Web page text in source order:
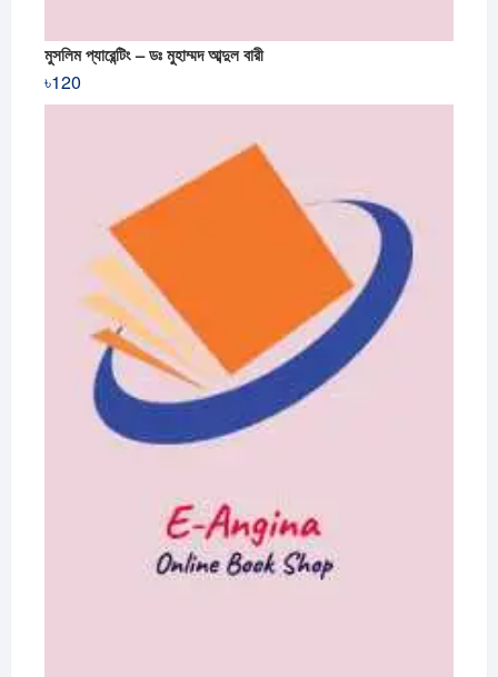
মুসলিম প্যারেন্টিং – ডঃ মুহাম্মদ আব্দুল বারী
৳120